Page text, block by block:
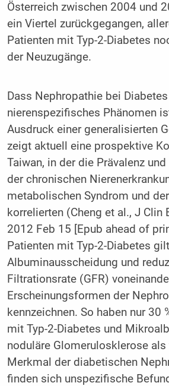
Österreich zwischen 2004 und
ein Viertel zurückgegangen,
Patienten mit Typ-2-Diabetes
der Neuzugänge.
Dass Nephropathie bei
nierenspezifisches Phänomen
Ausdruck einer generalisierten
zeigt aktuell eine prospektive
Taiwan, in der die Prävalenz
der chronischen
metabolischen Syndrom und
korrelierten (Cheng et al., J Clin
2012 Feb 15 [Epub ahead of
Patienten mit Typ-2-Diabetes
Albuminausscheidung und
Filtrationsrate (GFR)
Erscheinungsformen der
kennzeichnen. So haben nur 30
mit Typ-2-Diabetes und
noduläre Glomerulosklerose
Merkmal der diabetischen
finden sich unspezifische